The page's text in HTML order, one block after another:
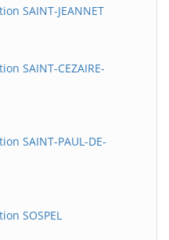
SAINT-JEANNET
SAINT-CEZAIRE-
SAINT-PAUL-DE-
SOSPEL